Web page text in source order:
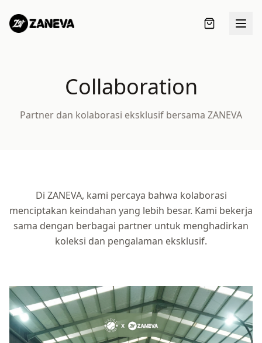
Collaboration
Partner dan kolaborasi eksklusif bersama ZANEVA
Di ZANEVA, kami percaya bahwa kolaborasi
menciptakan keindahan yang lebih besar. Kami bekerja
sama dengan berbagai partner untuk menghadirkan
koleksi dan pengalaman eksklusif.